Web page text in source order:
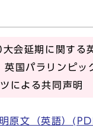
会延期に関する
英国パラリンピッ
による共同声明
原文（英語）